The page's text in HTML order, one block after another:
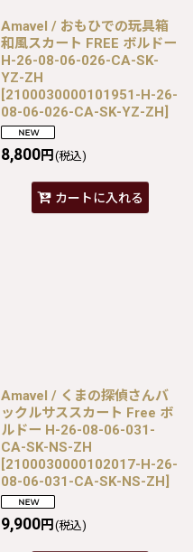
Amavel / おもひでの玩具箱
和風スカート FREE ボルドー
H-26-08-06-026-CA-SK-
YZ-ZH
[2100030000101951-H-26-
08-06-026-CA-SK-YZ-ZH]
8,800円 (税込)
カートに入れる
Amavel / くまの探偵さんバ
ックルサススカート Free ボ
ルドー H-26-08-06-031-
CA-SK-NS-ZH
[2100030000102017-H-26-
08-06-031-CA-SK-NS-ZH]
9,900円 (税込)